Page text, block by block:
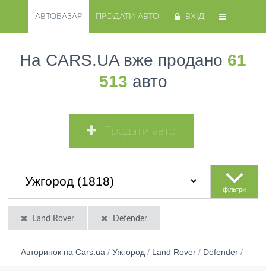
АВТОБАЗАР ПРОДАТИ АВТО ВХІД
На CARS.UA вже продано 61
513 авто
Продати авто
фільтри
Land Rover Defender
Авторинок на Cars.ua / Ужгород / Land Rover / Defender /